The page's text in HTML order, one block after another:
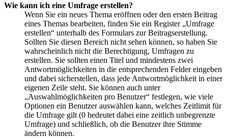
Wie kann ich eine Umfrage erstellen?
Wenn Sie ein neues Thema eröffnen oder den ersten Beitrag
eines Themas bearbeiten, finden Sie ein Register „Umfrage
erstellen“ unterhalb des Formulars zur Beitragserstellung.
Sollten Sie diesen Bereich nicht sehen können, so haben Sie
wahrscheinlich nicht die Berechtigung, Umfragen zu
erstellen. Sie sollten einen Titel und mindestens zwei
Antwortmöglichkeiten in die entsprechenden Felder eingeben
und dabei sicherstellen, dass jede Antwortmöglichkeit in einer
eigenen Zeile steht. Sie können auch unter
„Auswahlmöglichkeiten pro Benutzer“ festlegen, wie viele
Optionen ein Benutzer auswählen kann, welches Zeitlimit für
die Umfrage gilt (0 bedeutet dabei eine zeitlich unbegrenzte
Umfrage) und schließlich, ob die Benutzer ihre Stimme
ändern können.